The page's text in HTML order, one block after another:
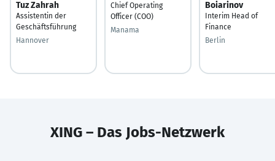
Tuz Zahrah
Assistentin der
Geschäftsführung
Hannover
Chief Operating
Officer (COO)
Manama
Boiarinov
Interim Head of
Finance
Berlin
XING – Das Jobs-Netzwerk